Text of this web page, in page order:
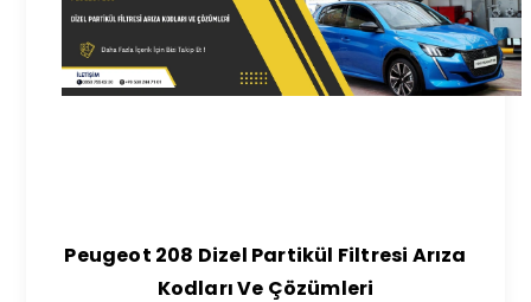
Peugeot 208 Dizel Partikül Filtresi Arıza
Kodları Ve Çözümleri